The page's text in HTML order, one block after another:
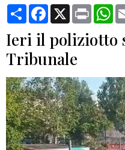
CondividiFacebook
X Print
Ieri il poliziotto
Tribunale